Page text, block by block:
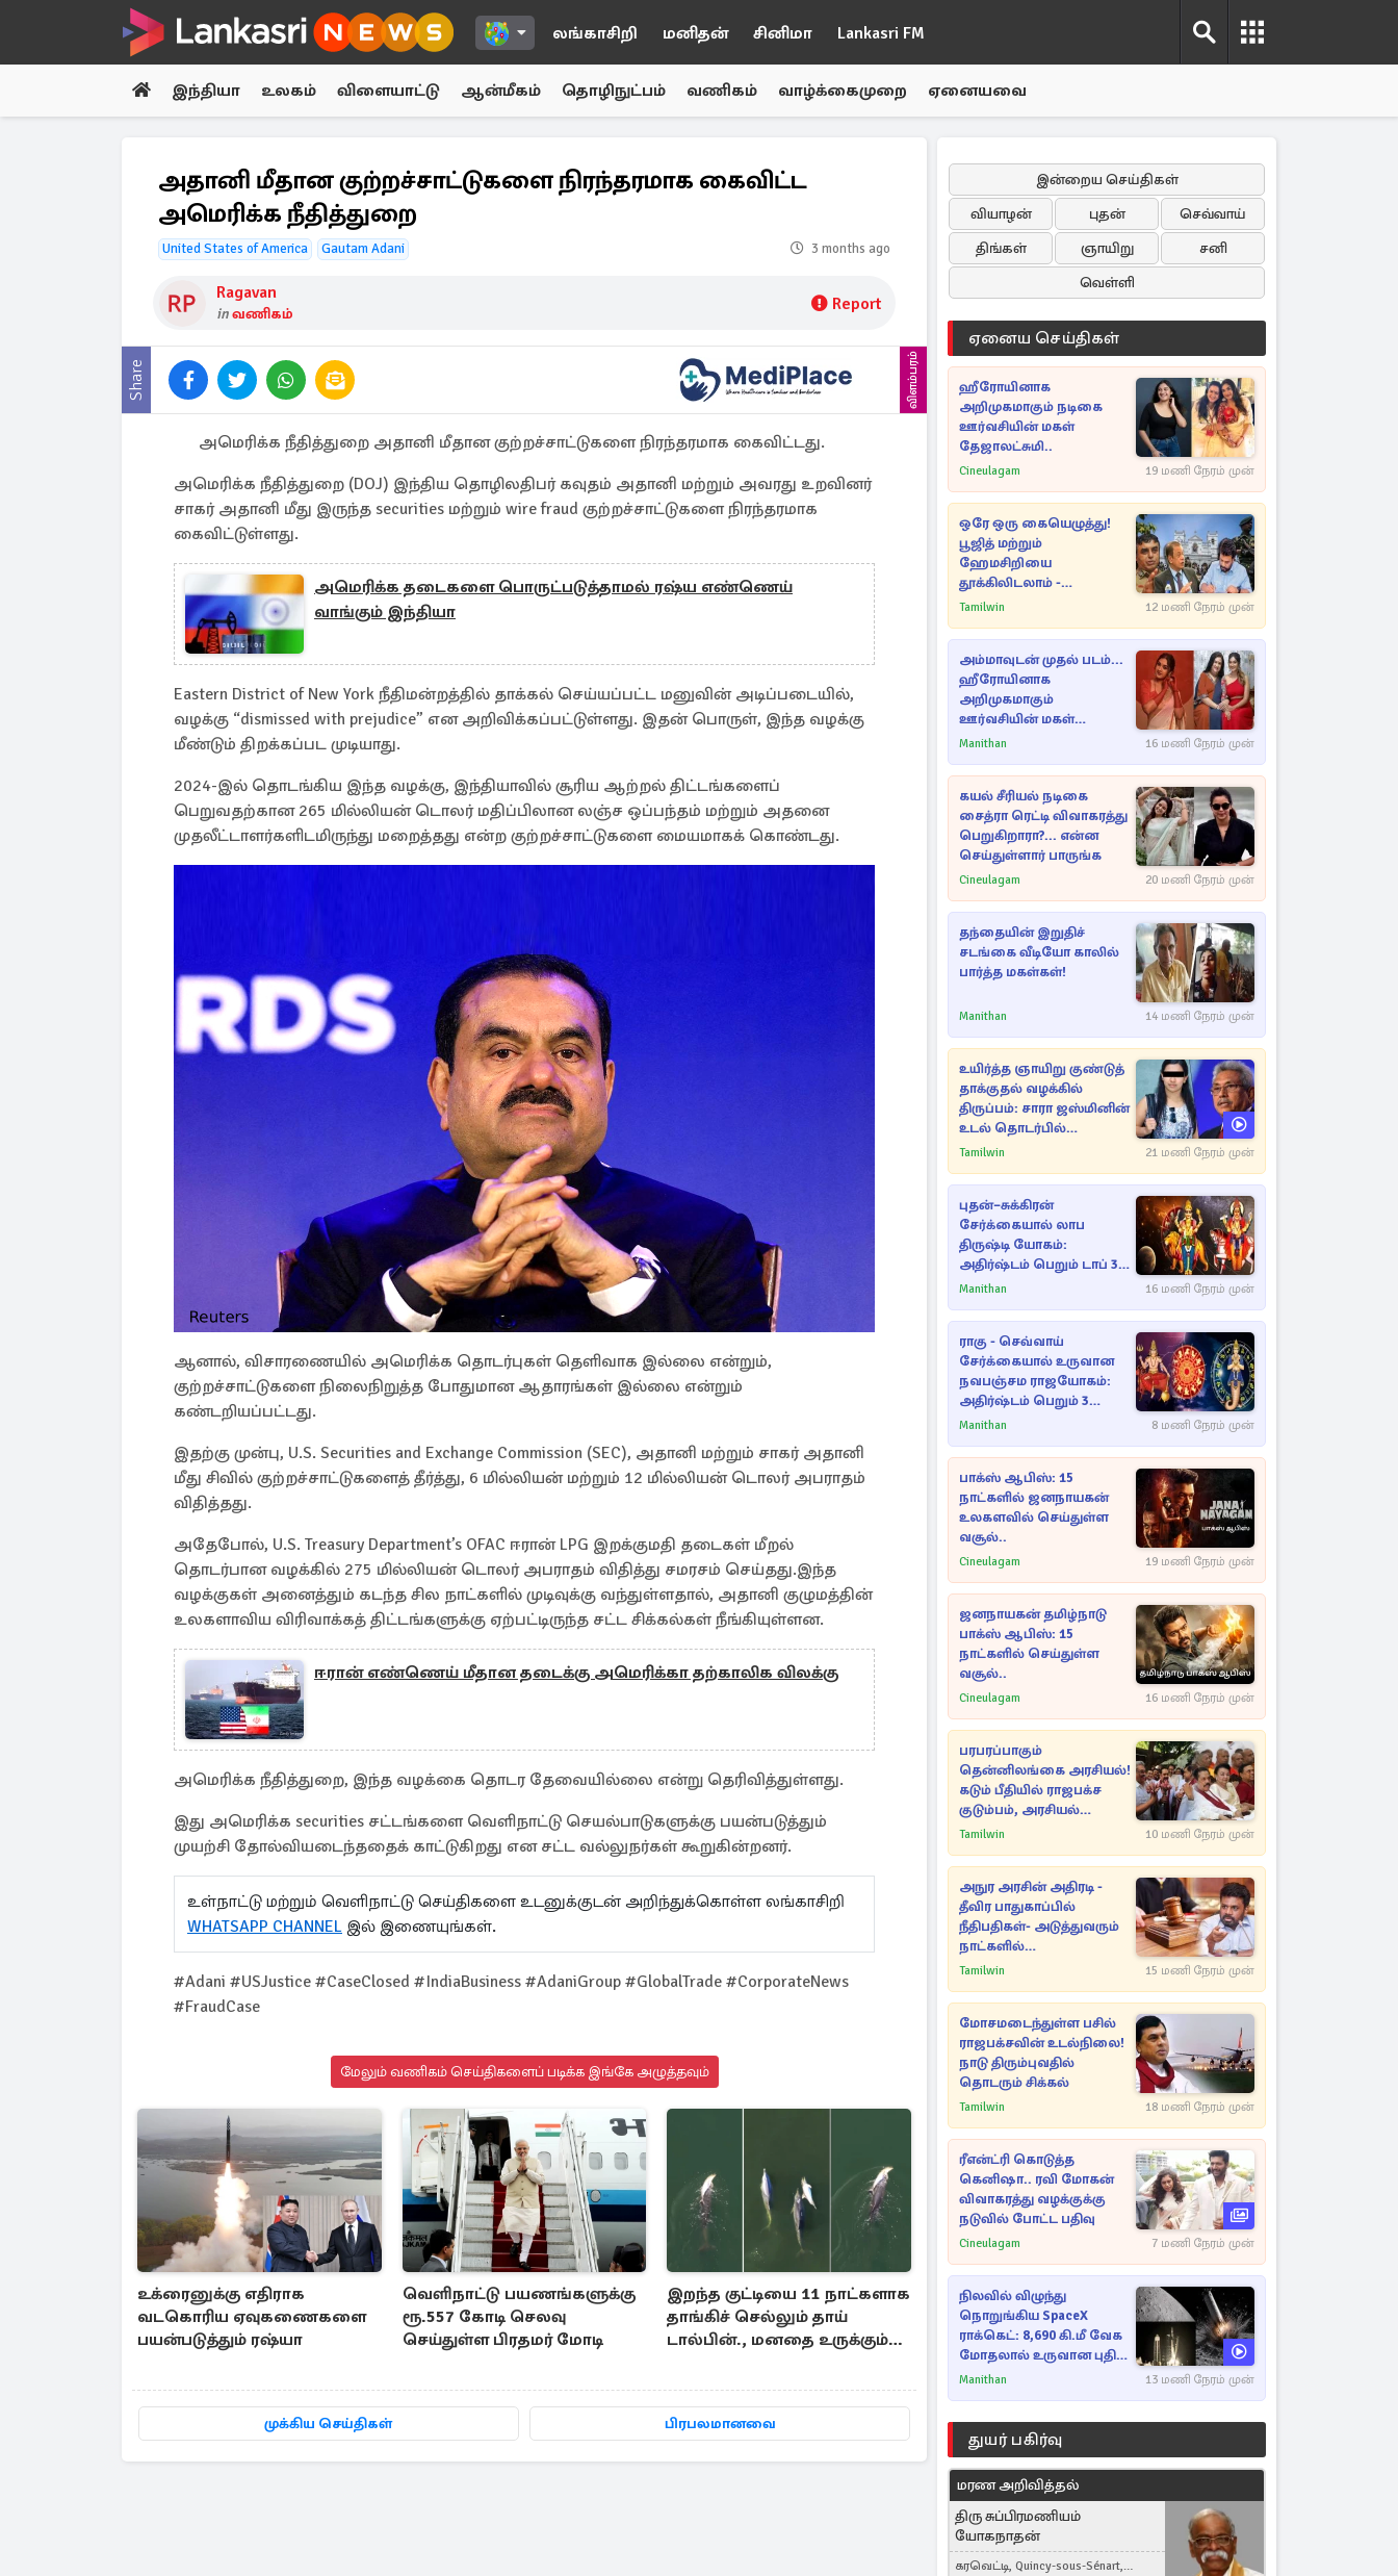
லங்காசிறி மனிதன் சினிமா Lankasri FM
இந்தியா உலகம் விளையாட்டு ஆன்மீகம் தொழிநுட்பம் வணிகம் வாழ்க்கைமுறை ஏனையவை
அதானி மீதான குற்றச்சாட்டுகளை நிரந்தரமாக கைவிட்ட
அமெரிக்க நீதித்துறை
United States of America Gautam Adani 3 months ago
Ragavan
inவணிகம் Report
Share விளம்பரம்
அமெரிக்க நீதித்துறை அதானி மீதான குற்றச்சாட்டுகளை நிரந்தரமாக கைவிட்டது.
அமெரிக்க நீதித்துறை (DOJ) இந்திய தொழிலதிபர் கவுதம் அதானி மற்றும் அவரது உறவினர்
சாகர் அதானி மீது இருந்த securities மற்றும் wire fraud குற்றச்சாட்டுகளை நிரந்தரமாக
கைவிட்டுள்ளது.
அமெரிக்க தடைகளை பொருட்படுத்தாமல் ரஷ்ய எண்ணெய்
வாங்கும் இந்தியா
Eastern District of New York நீதிமன்றத்தில் தாக்கல் செய்யப்பட்ட மனுவின் அடிப்படையில்,
வழக்கு “dismissed with prejudice” என அறிவிக்கப்பட்டுள்ளது. இதன் பொருள், இந்த வழக்கு
மீண்டும் திறக்கப்பட முடியாது.
2024-இல் தொடங்கிய இந்த வழக்கு, இந்தியாவில் சூரிய ஆற்றல் திட்டங்களைப்
பெறுவதற்கான 265 மில்லியன் டொலர் மதிப்பிலான லஞ்ச ஒப்பந்தம் மற்றும் அதனை
முதலீட்டாளர்களிடமிருந்து மறைத்தது என்ற குற்றச்சாட்டுகளை மையமாகக் கொண்டது.
ஆனால், விசாரணையில் அமெரிக்க தொடர்புகள் தெளிவாக இல்லை என்றும்,
குற்றச்சாட்டுகளை நிலைநிறுத்த போதுமான ஆதாரங்கள் இல்லை என்றும்
கண்டறியப்பட்டது.
இதற்கு முன்பு, U.S. Securities and Exchange Commission (SEC), அதானி மற்றும் சாகர் அதானி
மீது சிவில் குற்றச்சாட்டுகளைத் தீர்த்து, 6 மில்லியன் மற்றும் 12 மில்லியன் டொலர் அபராதம்
விதித்தது.
அதேபோல், U.S. Treasury Department’s OFAC ஈரான் LPG இறக்குமதி தடைகள் மீறல்
தொடர்பான வழக்கில் 275 மில்லியன் டொலர் அபராதம் விதித்து சமரசம் செய்தது.இந்த
வழக்குகள் அனைத்தும் கடந்த சில நாட்களில் முடிவுக்கு வந்துள்ளதால், அதானி குழுமத்தின்
உலகளாவிய விரிவாக்கத் திட்டங்களுக்கு ஏற்பட்டிருந்த சட்ட சிக்கல்கள் நீங்கியுள்ளன.
ஈரான் எண்ணெய் மீதான தடைக்கு அமெரிக்கா தற்காலிக விலக்கு
அமெரிக்க நீதித்துறை, இந்த வழக்கை தொடர தேவையில்லை என்று தெரிவித்துள்ளது.
இது அமெரிக்க securities சட்டங்களை வெளிநாட்டு செயல்பாடுகளுக்கு பயன்படுத்தும்
முயற்சி தோல்வியடைந்ததைக் காட்டுகிறது என சட்ட வல்லுநர்கள் கூறுகின்றனர்.
உள்நாட்டு மற்றும் வெளிநாட்டு செய்திகளை உடனுக்குடன் அறிந்துக்கொள்ள லங்காசிறி
WHATSAPP CHANNEL இல் இணையுங்கள்.
#Adani #USJustice #CaseClosed #IndiaBusiness #AdaniGroup #GlobalTrade #CorporateNews
#FraudCase
மேலும் வணிகம் செய்திகளைப் படிக்க இங்கே அழுத்தவும்
உக்ரைனுக்கு எதிராக
வடகொரிய ஏவுகணைகளை
பயன்படுத்தும் ரஷ்யா
வெளிநாட்டு பயணங்களுக்கு
ரூ.557 கோடி செலவு
செய்துள்ள பிரதமர் மோடி
இறந்த குட்டியை 11 நாட்களாக
தாங்கிச் செல்லும் தாய்
டால்பின்., மனதை உருக்கும்
முக்கிய செய்திகள் பிரபலமானவை
இன்றைய செய்திகள்
வியாழன்
புதன்
செவ்வாய்
திங்கள்
ஞாயிறு
சனி
வெள்ளி
ஏனைய செய்திகள்
ஹீரோயினாக
அறிமுகமாகும் நடிகை
ஊர்வசியின் மகள்
தேஜாலட்சுமி..
Cineulagam 19 மணி நேரம் முன்
ஒரே ஒரு கையெழுத்து!
பூஜித் மற்றும்
ஹேமசிறியை
தூக்கிலிடலாம் -
அநுரவுக்குச் சென்ற
Tamilwin 12 மணி நேரம் முன்
அம்மாவுடன் முதல் படம்...
ஹீரோயினாக
அறிமுகமாகும்
ஊர்வசியின் மகள்
தேஜலட்சுமி!
Manithan 16 மணி நேரம் முன்
கயல் சீரியல் நடிகை
சைத்ரா ரெட்டி விவாகரத்து
பெறுகிறாரா?... என்ன
செய்துள்ளார் பாருங்க
Cineulagam 20 மணி நேரம் முன்
தந்தையின் இறுதிச்
சடங்கை வீடியோ காலில்
பார்த்த மகள்கள்!
Manithan 14 மணி நேரம் முன்
உயிர்த்த ஞாயிறு குண்டுத்
தாக்குதல் வழக்கில்
திருப்பம்: சாரா ஜஸ்மினின்
உடல் தொடர்பில்
நீதிமன்றத்தில் வெளியான
Tamilwin 21 மணி நேரம் முன்
புதன்–சுக்கிரன்
சேர்க்கையால் லாப
திருஷ்டி யோகம்:
அதிர்ஷ்டம் பெறும் டாப் 3
ராசிகள்!
Manithan 16 மணி நேரம் முன்
ராகு - செவ்வாய்
சேர்க்கையால் உருவான
நவபஞ்சம ராஜயோகம்:
அதிர்ஷ்டம் பெறும் 3
ராசிகள்!
Manithan 8 மணி நேரம் முன்
பாக்ஸ் ஆபிஸ்: 15
நாட்களில் ஜனநாயகன்
உலகளவில் செய்துள்ள
வசூல்..
Cineulagam 19 மணி நேரம் முன்
ஜனநாயகன் தமிழ்நாடு
பாக்ஸ் ஆபிஸ்: 15
நாட்களில் செய்துள்ள
வசூல்..
Cineulagam 16 மணி நேரம் முன்
பரபரப்பாகும்
தென்னிலங்கை அரசியல்!
கடும் பீதியில் ராஜபக்ச
குடும்பம், அரசியல்
நட்புகள்
Tamilwin 10 மணி நேரம் முன்
அநுர அரசின் அதிரடி -
தீவிர பாதுகாப்பில்
நீதிபதிகள்- அடுத்துவரும்
நாட்களில்
அம்பலமாகவுள்ள ரகசியம்
Tamilwin 15 மணி நேரம் முன்
மோசமடைந்துள்ள பசில்
ராஜபக்சவின் உடல்நிலை!
நாடு திரும்புவதில்
தொடரும் சிக்கல்
Tamilwin 18 மணி நேரம் முன்
ரீஎன்ட்ரி கொடுத்த
கெனிஷா.. ரவி மோகன்
விவாகரத்து வழக்குக்கு
நடுவில் போட்ட பதிவு
Cineulagam 7 மணி நேரம் முன்
நிலவில் விழுந்து
நொறுங்கிய SpaceX
ராக்கெட்: 8,690 கி.மீ வேக
மோதலால் உருவான புதிய
பள்ளம்!
Manithan 13 மணி நேரம் முன்
துயர் பகிர்வு
மரண அறிவித்தல்
திரு சுப்பிரமணியம்
யோகநாதன்
கரவெட்டி, Quincy-sous-Sénart,